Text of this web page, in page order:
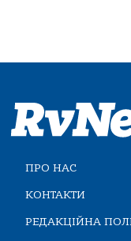
ПРО НАС
КОНТАКТИ
РЕДАКЦІЙНА